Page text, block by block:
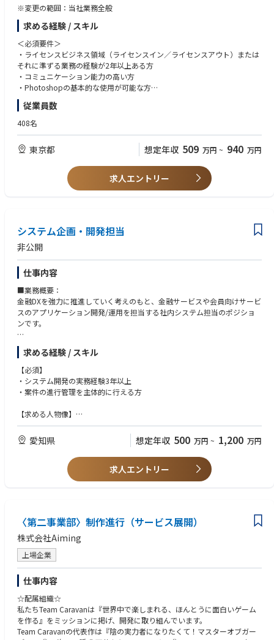
※変更の範囲：当社業務全般
求める経験 / スキル
＜必須要件＞
・ライセンスビジネス領域（ライセンスイン／ライセンスアウト）または
それに準ずる業務の経験が2年以上ある方
・コミュニケーション能力の高い方
・Photoshopの基本的な使用が可能な方
＜歓迎要件＞
・ビジネスレベルの英語力をお持ちの方（メールやチャットでの業務に支
での会議進行が可能なスピーキング・リスニング力）
・キャラクターグッズまたはそれに準ずる商品について、デザイナーとし
て商品デザインの制作経験がある方
従業員数
408名
東京都 想定年収 509 万円 ~ 940 万円
求人エントリー
システム企画・開発担当
非公開
仕事内容
■業務概要：
金融DXを強力に推進していく考えのもと、金融サービスや会員向けサービ
スのアプリケーション開発/運用を担当する社内システム担当のポジショ
ンです。
■業務内容：
・SoRもしくはSoE領域のアプリケーション開発における、要件定義から
開発業務、保守運用業務
・開発パートナーとのコミュニケーション業務
【プロジェクト例】
運用
ンハンス開発～運用
・社内業務系システムのエンハンス開発・リプレース開発～運用
■働き方・オフィス環境：
リモートワークが可能であり、配属予定のIT本部は大体週1~3回の出社と
■組織について：
事業企画・UI/UX・IT開発に携わるメンバーがワンチームとなって、お客様
のニーズを探り、現場で迅速な意思決定を行い、プロダクトを進化させて
いくための内製開発チームを立ち上げました。開発体制については、グル
ープ関連会社・事業パートナー各社とプロジェクトを組成しており、プロ
ダクトファーストの体制で開発を進めています。
■同社の主な取り組み：
・大手自動車メーカーのグループ会社として、MaaS(Mobility as a Service)
における金融・決済サービスに関わるシステム開発や、モバイルアプリ等
を活用したデジタルコミュニケーション戦略を実現するシステム開発に取
求める経験 / スキル
【必須】
・システム開発の実務経験3年以上
・案件の進行管理を主体的に行える方
【求める人物像】
・社内外問わず、業務連携に積極的に取り組める方
・相手を尊重したコミュニケーションを取れる方
愛知県 想定年収 500 万円 ~ 1,200 万円
求人エントリー
〈第二事業部〉制作進行（サービス展開）
株式会社Aiming
上場企業
仕事内容
☆配属組織☆
私たちTeam Caravanは『世界中で楽しまれる、ほんとうに面白いゲーム
を作る』をミッションに掲げ、開発に取り組んでいます。
Team Caravanの代表作は『陰の実力者になりたくて！マスターオブガー